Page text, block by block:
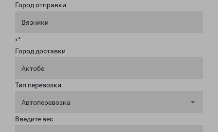
Город отправки
Вязники
⇄
Город доставки
Актобе
Тип перевозки
Автоперевозка
Введите вес